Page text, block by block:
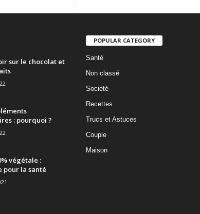
sur le chocolat et
: pourquoi ?
végétale :
pour la santé
POPULAR CATEGORY
Santé
Non classé
Société
Recettes
Trucs et Astuces
Couple
Maison